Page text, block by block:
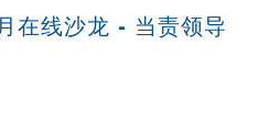
在线沙龙 - 当责领导